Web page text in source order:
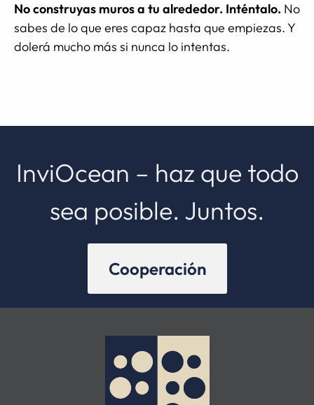
No construyas muros a tu alrededor. Inténtalo. No
sabes de lo que eres capaz hasta que empiezas. Y
dolerá mucho más si nunca lo intentas.
InviOcean – haz que todo
sea posible. Juntos.
Cooperación